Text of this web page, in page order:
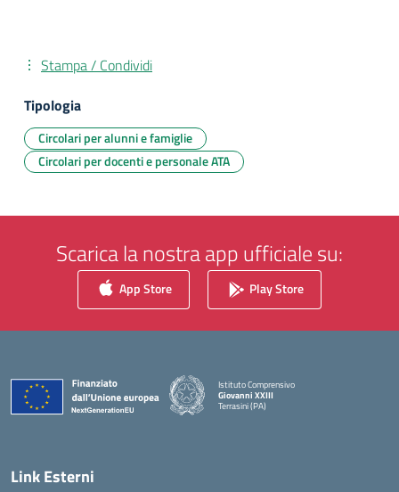
Stampa / Condividi
Tipologia
Circolari per alunni e famiglie
Circolari per docenti e personale ATA
Scarica la nostra app ufficiale su:
App Store Play Store
Istituto Comprensivo
Giovanni XXIII
Terrasini (PA)
Link Esterni